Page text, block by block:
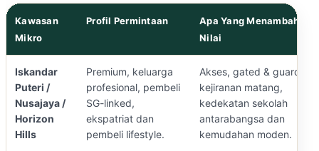
Kawasan
Mikro
Profil Permintaan
Apa Yang Menambah
Nilai
Iskandar
Puteri /
Nusajaya /
Horizon
Hills
Premium, keluarga
profesional, pembeli
SG-linked,
ekspatriat dan
pembeli lifestyle.
Akses, gated & guarded,
kejiranan matang,
kedekatan sekolah
antarabangsa dan
kemudahan moden.